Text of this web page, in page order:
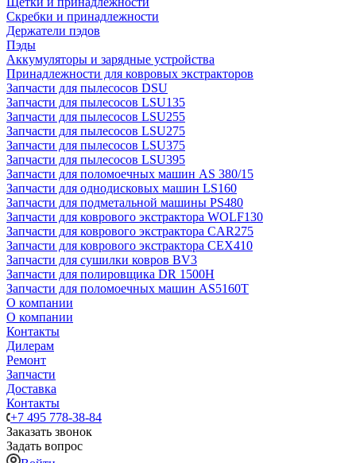
Скребки и принадлежности
Держатели пэдов
Пэды
Аккумуляторы и зарядные устройства
Принадлежности для ковровых экстракторов
Запчасти для пылесосов DSU
Запчасти для пылесосов LSU135
Запчасти для пылесосов LSU255
Запчасти для пылесосов LSU275
Запчасти для пылесосов LSU375
Запчасти для пылесосов LSU395
Запчасти для поломоечных машин AS 380/15
Запчасти для однодисковых машин LS160
Запчасти для подметальной машины PS480
Запчасти для коврового экстрактора WOLF130
Запчасти для коврового экстрактора CAR275
Запчасти для коврового экстрактора CEX410
Запчасти для сушилки ковров BV3
Запчасти для полировщика DR 1500H
Запчасти для поломоечных машин AS5160T
О компании
О компании
Контакты
Дилерам
Ремонт
Запчасти
Доставка
Контакты
+7 495 778-38-84
Заказать звонок
Задать вопрос